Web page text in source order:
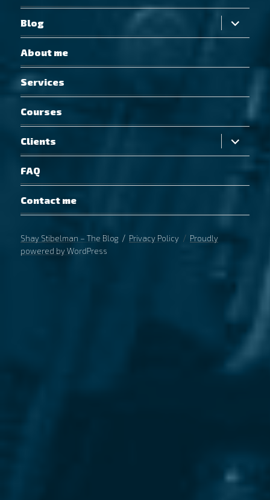
Blog
expand
child
menu
About me
Services
Courses
Clients
expand
child
menu
FAQ
Contact me
Shay Stibelman – The Blog Privacy Policy
Proudly
powered by WordPress